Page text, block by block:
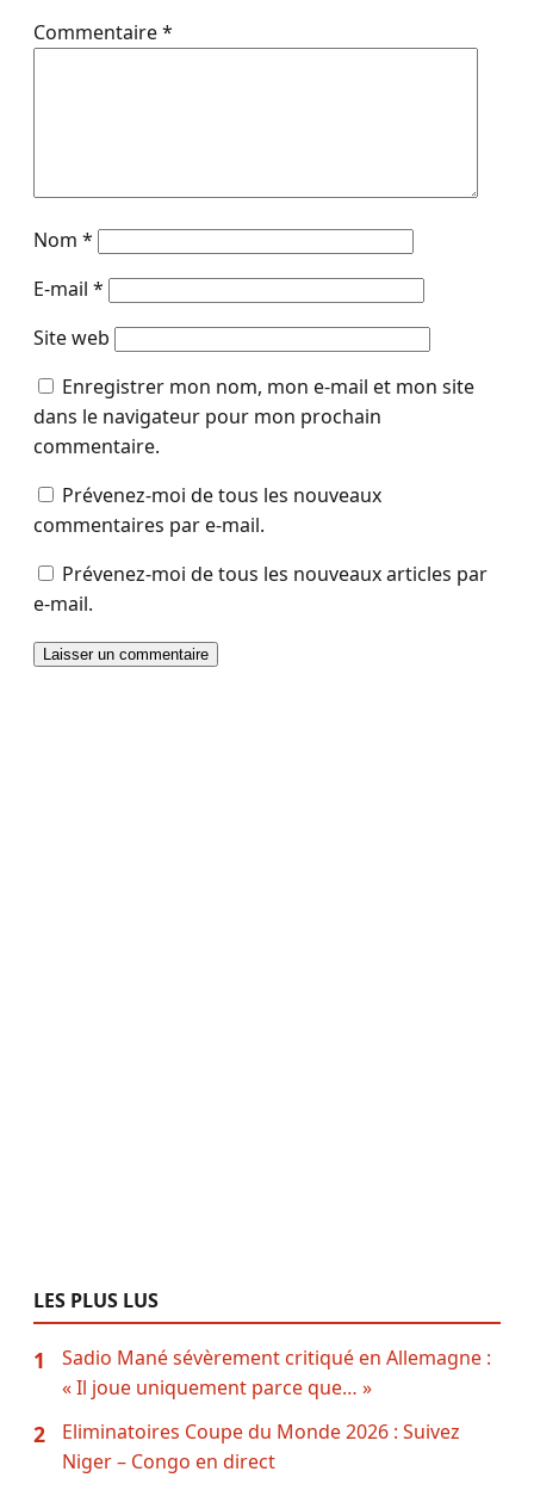
Commentaire*
Nom *
E-mail *
Site web
Enregistrer mon nom, mon e-mail et mon site
dans le navigateur pour mon prochain
commentaire.
Prévenez-moi de tous les nouveaux
commentaires par e-mail.
Prévenez-moi de tous les nouveaux articles par
e-mail.
LES PLUS LUS
1
Sadio Mané sévèrement critiqué en Allemagne :
« Il joue uniquement parce que… »
2
Eliminatoires Coupe du Monde 2026 : Suivez
Niger – Congo en direct